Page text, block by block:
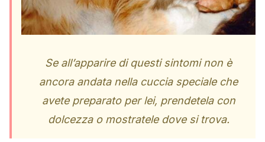
Se all’apparire di questi sintomi non è
ancora andata nella cuccia speciale che
avete preparato per lei, prendetela con
dolcezza o mostratele dove si trova.